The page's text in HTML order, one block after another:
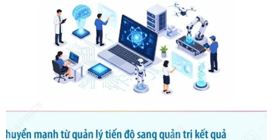
đối với cuộc không kích của Iran
09/01/2020 02:49
Tổng thống Mỹ Donald Trump ngày 8/1 cho biết
Washington sẽ áp đặt các biện pháp trừng phạt kinh tế
cứng rắn hơn đối với Tehran, song không có ý định đưa